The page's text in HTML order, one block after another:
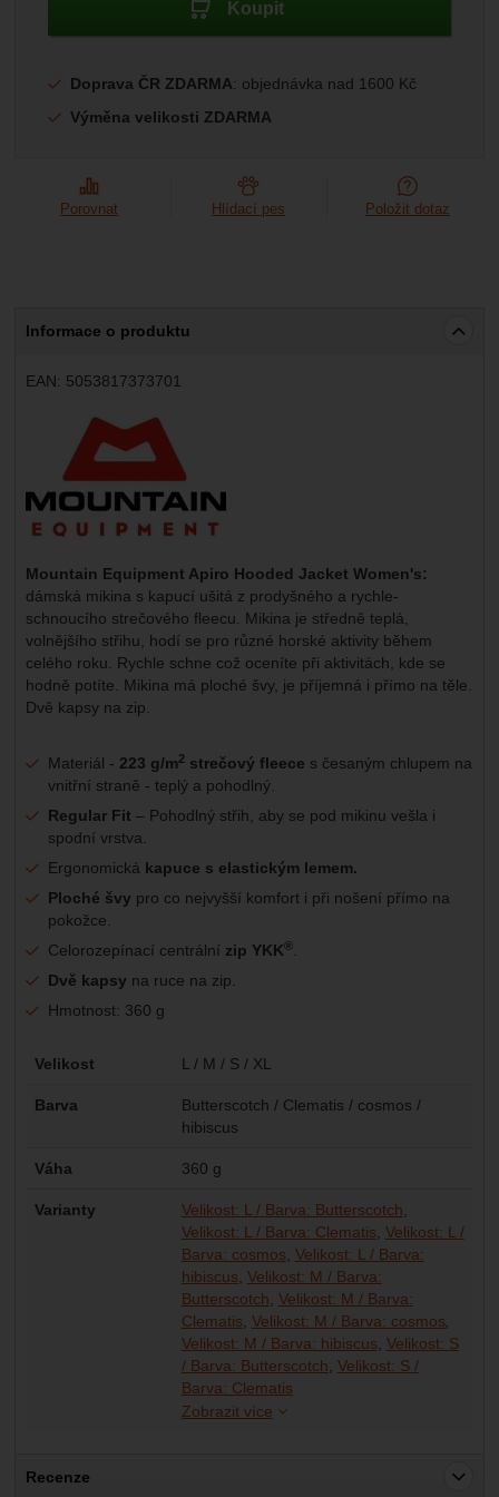
Koupit
Doprava ČR ZDARMA: objednávka nad 1600 Kč
Výměna velikosti ZDARMA
Porovnat Hlídací pes Položit dotaz
Informace o produktu
EAN: 5053817373701
Výrobce:
Mountain Equipment Apiro Hooded Jacket Women's:
dámská mikina s kapucí ušitá z prodyšného a rychle-
schnoucího strečového fleecu. Mikina je středně teplá,
volnějšího střihu, hodí se pro různé horské aktivity během
celého roku. Rychle schne což oceníte při aktivitách, kde se
hodně potíte. Mikina má ploché švy, je příjemná i přímo na těle.
Dvě kapsy na zip.
Materiál - 223 g/m2strečový fleece s česaným chlupem na
vnitřní straně - teplý a pohodlný.
Regular Fit – Pohodlný střih, aby se pod mikinu vešla i
spodní vrstva.
Ergonomická kapuce s elastickým lemem.
Ploché švy pro co nejvyšší komfort i při nošení přímo na
pokožce.
Celorozepínací centrální zip YKK®.
Dvě kapsy na ruce na zip.
Hmotnost: 360 g
Parametry
Velikost L / M / S / XL
Barva
Butterscotch / Clematis / cosmos /
hibiscus
Váha 360 g
Varianty
Velikost: L / Barva: Butterscotch
Velikost: L / Barva: Clematis Velikost: L /
Barva: cosmos Velikost: L / Barva:
hibiscus Velikost: M / Barva:
Butterscotch Velikost: M / Barva:
Clematis Velikost: M / Barva: cosmos
Velikost: M / Barva: hibiscus Velikost: S
/ Barva: Butterscotch Velikost: S /
Barva: ClematisVelikost: S / Barva: cosmos
Velikost: S / Barva: hibiscus
Velikost: XL / Barva:
Velikost: XL / Barva: Clematis
Velikost: XL / Barva: cosmos
Velikost: XL / Barva: hibiscus
Zobrazit více
Recenze